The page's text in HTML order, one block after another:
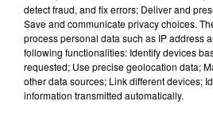
CHAMPAGNE FM
LES PODCASTS
detect fraud, and fix errors; Deliver and
Save and communicate privacy choices.
process personal data such as IP address
following functionalities: Identify devices
requested; Use precise geolocation data;
other data sources; Link different devices;
information transmitted automatically.